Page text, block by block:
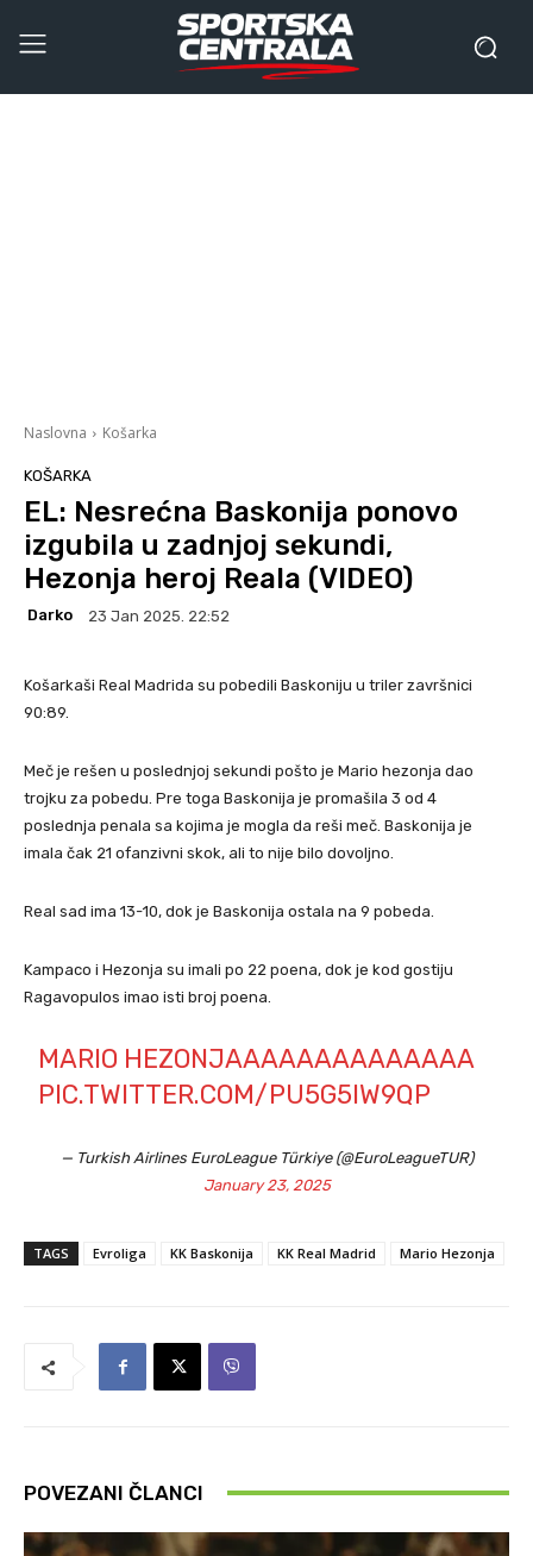
Naslovna Košarka
KOŠARKA
EL: Nesrećna Baskonija ponovo
izgubila u zadnjoj sekundi,
Hezonja heroj Reala (VIDEO)
Darko 23 Jan 2025. 22:52
Košarkaši Real Madrida su pobedili Baskoniju u triler završnici
90:89.
Meč je rešen u poslednjoj sekundi pošto je Mario hezonja dao
trojku za pobedu. Pre toga Baskonija je promašila 3 od 4
poslednja penala sa kojima je mogla da reši meč. Baskonija je
imala čak 21 ofanzivni skok, ali to nije bilo dovoljno.
Real sad ima 13-10, dok je Baskonija ostala na 9 pobeda.
Kampaco i Hezonja su imali po 22 poena, dok je kod gostiju
Ragavopulos imao isti broj poena.
MARIO HEZONJAAAAAAAAAAAAAA
PIC.TWITTER.COM/PU5G5IW9QP
— Turkish Airlines EuroLeague Türkiye (@EuroLeagueTUR)
January 23, 2025
TAGS Evroliga KK Baskonija KK Real Madrid Mario Hezonja
POVEZANI ČLANCI